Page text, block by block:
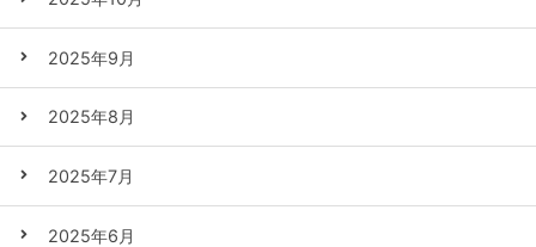
2025年9月
2025年8月
2025年7月
2025年6月